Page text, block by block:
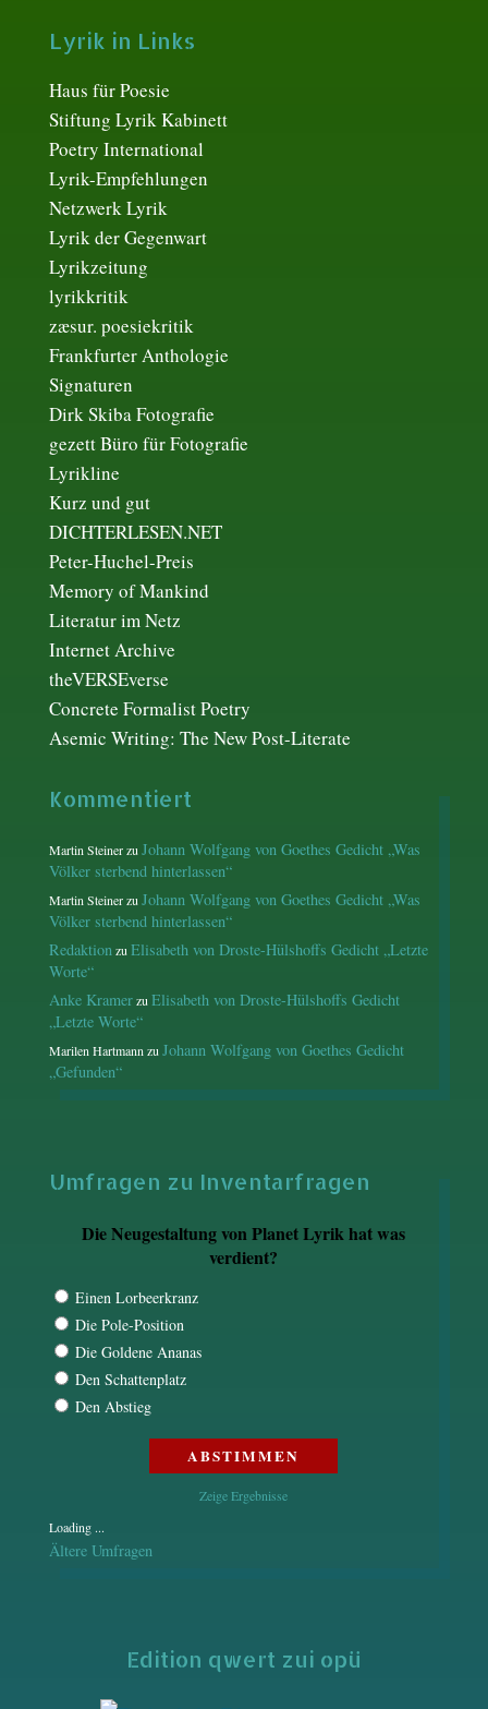
Lyrik in Links
Haus für Poesie
Stiftung Lyrik Kabinett
Poetry International
Lyrik-Empfehlungen
Netzwerk Lyrik
Lyrik der Gegenwart
Lyrikzeitung
lyrikkritik
zæsur. poesiekritik
Frankfurter Anthologie
Signaturen
Dirk Skiba Fotografie
gezett Büro für Fotografie
Lyrikline
Kurz und gut
DICHTERLESEN.NET
Peter-Huchel-Preis
Memory of Mankind
Literatur im Netz
Internet Archive
theVERSEverse
Concrete Formalist Poetry
Asemic Writing: The New Post-Literate
Kommentiert
Martin SteinerzuJohann Wolfgang von Goethes Gedicht „Was
Völker sterbend hinterlassen“
Martin SteinerzuJohann Wolfgang von Goethes Gedicht „Was
Völker sterbend hinterlassen“
RedaktionzuElisabeth von Droste-Hülshoffs Gedicht „Letzte
Worte“
Anke KramerzuElisabeth von Droste-Hülshoffs Gedicht
„Letzte Worte“
Marilen HartmannzuJohann Wolfgang von Goethes Gedicht
„Gefunden“
Umfragen zu Inventarfragen
Die Neugestaltung von Planet Lyrik hat was
verdient?
Einen Lorbeerkranz
Die Pole-Position
Die Goldene Ananas
Den Schattenplatz
Den Abstieg
Zeige Ergebnisse
Loading ...
Ältere Umfragen
Edition qwert zui opü